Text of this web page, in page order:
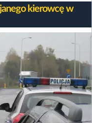
kierowcę w